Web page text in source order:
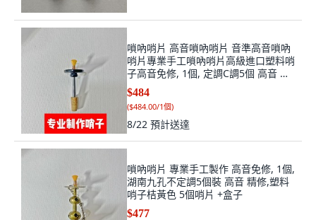
嗩吶哨片 高音嗩吶哨片 音準高音嗩吶
哨片專業手工嗩吶哨片高級進口塑料哨
子高音免修, 1個, 定調C調5個 高音 精
修,塑料哨子桔黃色 5個哨片 +盒子
$484
($484.00/1個)
8/22 預計送達
嗩吶哨片 專業手工製作 高音免修, 1個,
湖南九孔不定調5個裝 高音 精修,塑料
哨子桔黃色 5個哨片 +盒子
$477